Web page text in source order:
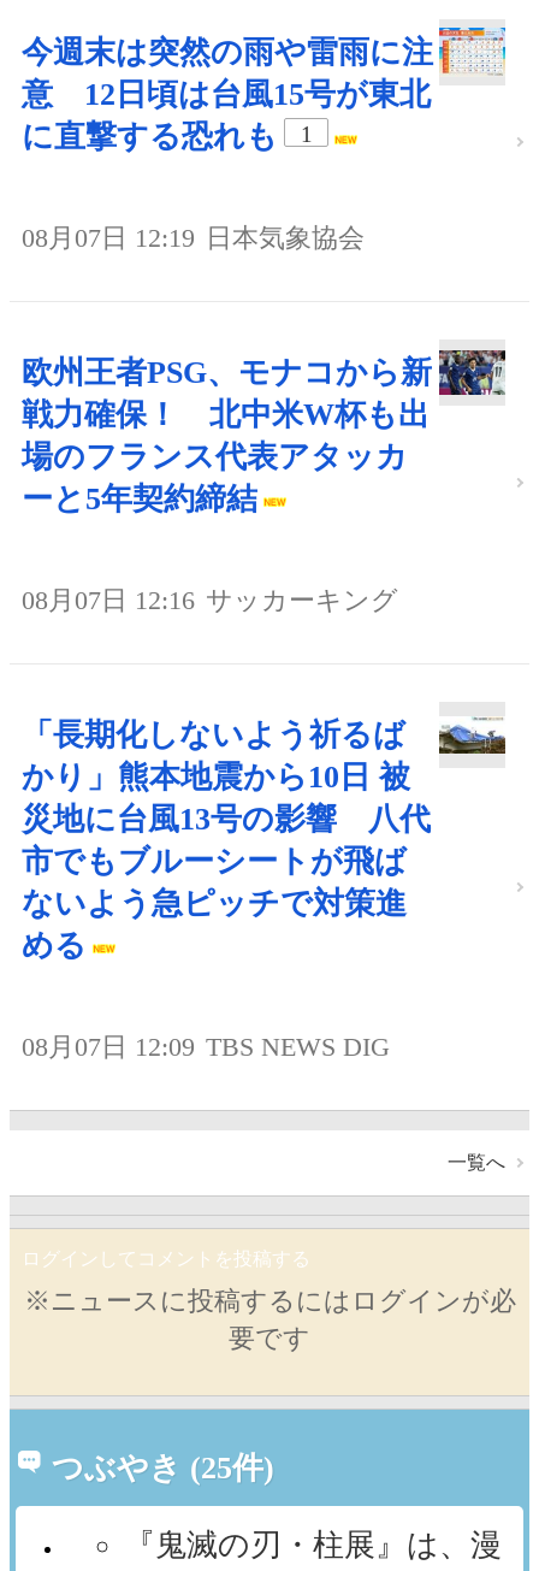
今週末は突然の雨や雷雨に注
意 12日頃は台風15号が東北
に直撃する恐れも
1
08月07日 12:19 日本気象協会
欧州王者PSG、モナコから新
戦力確保！ 北中米W杯も出
場のフランス代表アタッカ
ーと5年契約締結
08月07日 12:16 サッカーキング
「長期化しないよう祈るば
かり」熊本地震から10日 被
災地に台風13号の影響 八代
市でもブルーシートが飛ば
ないよう急ピッチで対策進
める
08月07日 12:09 TBS NEWS DIG
一覧へ
ログインしてコメントを投稿する
※ニュースに投稿するにはログインが必
要です
つぶやき (25件)
『鬼滅の刃・柱展』は、漫